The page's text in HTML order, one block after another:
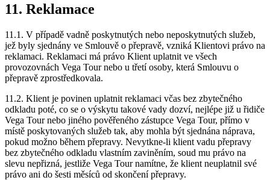
11. Reklamace
11.1. V případě vadně poskytnutých nebo neposkytnutých služeb,
jež byly sjednány ve Smlouvě o přepravě, vzniká Klientovi právo na
reklamaci. Reklamaci má právo Klient uplatnit ve všech
provozovnách Vega Tour nebo u třetí osoby, která Smlouvu o
přepravě zprostředkovala.
11.2. Klient je povinen uplatnit reklamaci včas bez zbytečného
odkladu poté, co se o výskytu takové vady dozví, nejlépe již u řidiče
Vega Tour nebo jiného pověřeného zástupce Vega Tour, přímo v
místě poskytovaných služeb tak, aby mohla být sjednána náprava,
pokud možno během přepravy. Nevytkne-li klient vadu přepravy
bez zbytečného odkladu vlastním zaviněním, soud mu právo na
slevu nepřizná, jestliže Vega Tour namítne, že klient neuplatnil své
právo ani do šesti měsíců od skončení přepravy.